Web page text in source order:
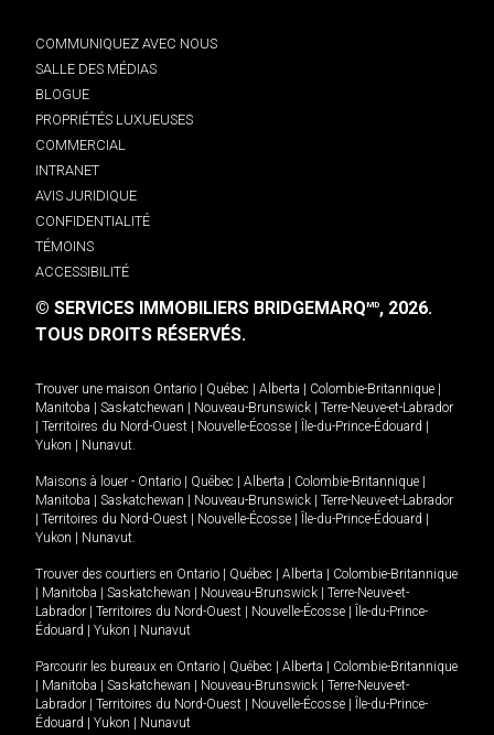
COMMUNIQUEZ AVEC NOUS
SALLE DES MÉDIAS
BLOGUE
PROPRIÉTÉS LUXUEUSES
COMMERCIAL
INTRANET
AVIS JURIDIQUE
CONFIDENTIALITÉ
TÉMOINS
ACCESSIBILITÉ
© SERVICES IMMOBILIERS BRIDGEMARQMD, 2026.
TOUS DROITS RÉSERVÉS.
Trouver une maison Ontario Québec Alberta Colombie-Britannique
Manitoba
Saskatchewan Nouveau-Brunswick
Terre-Neuve-et-Labrador
Territoires du Nord-Ouest Nouvelle-Écosse Île-du-Prince-Édouard
Yukon
Nunavut.
Maisons à louer - Ontario Québec Alberta Colombie-Britannique
Manitoba
Saskatchewan Nouveau-Brunswick
Terre-Neuve-et-Labrador
Territoires du Nord-Ouest Nouvelle-Écosse Île-du-Prince-Édouard
Yukon
Nunavut.
Trouver des courtiers en Ontario Québec Alberta
Colombie-Britannique
Manitoba Saskatchewan Nouveau-Brunswick
Terre-Neuve-et-
Labrador
Territoires du Nord-Ouest Nouvelle-Écosse
Île-du-Prince-
Édouard
Yukon Nunavut
Parcourir les bureaux en Ontario Québec Alberta
Colombie-Britannique
Manitoba Saskatchewan Nouveau-Brunswick
Terre-Neuve-et-
Labrador
Territoires du Nord-Ouest Nouvelle-Écosse
Île-du-Prince-
Édouard
Yukon Nunavut